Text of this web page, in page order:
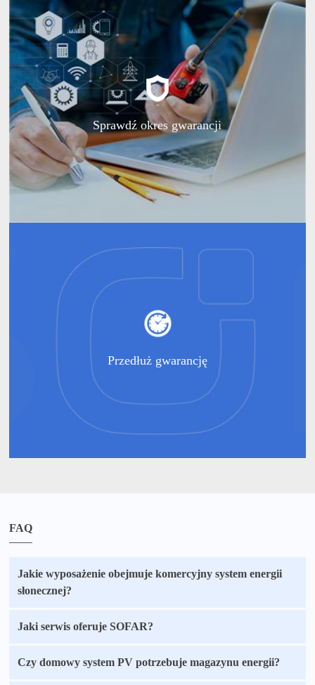
Sprawdź okres gwarancji
Przedłuż gwarancję
FAQ
Jakie wyposażenie obejmuje komercyjny system energii
słonecznej?
Jaki serwis oferuje SOFAR?
Czy domowy system PV potrzebuje magazynu energii?